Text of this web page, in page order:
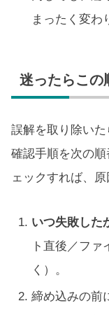
まったく変わ
迷ったらこの
誤解を取り除い
確認手順を次の
ェックすれば、
いつ失敗した
ト直後／フ
く）。
締め込みの前